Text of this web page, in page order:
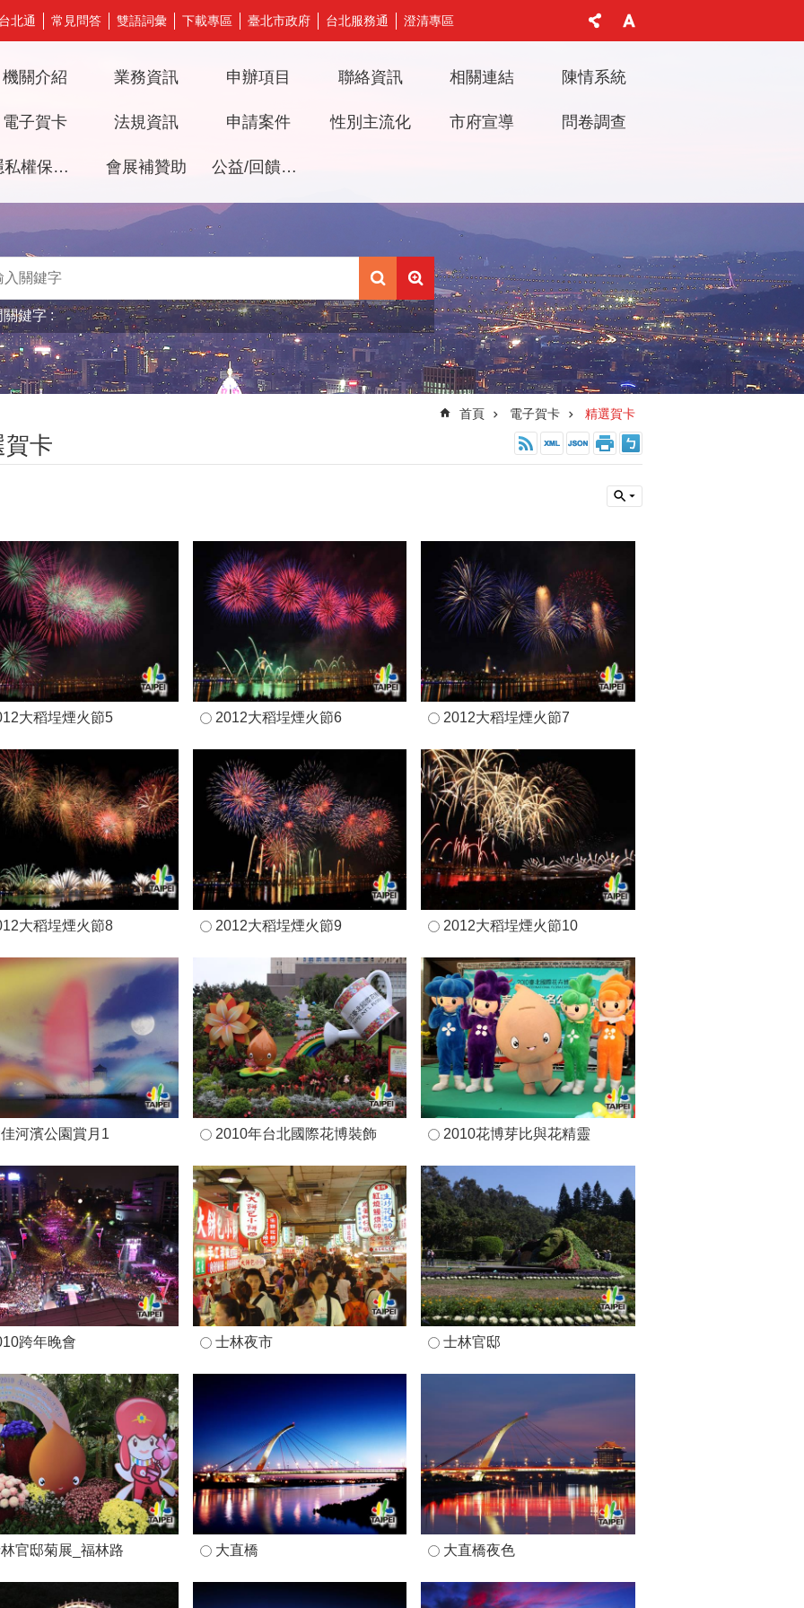
北通 常見問答 雙語詞彙 下載專區 臺北市政府 台北服務通 澄清專區
機關介紹 業務資訊 申辦項目 聯絡資訊 相關連結 陳情系統
電子賀卡 法規資訊 申請案件 性別主流化 市府宣導 問卷調查
隱私權保護及資訊安全政策 會展補贊助 公益/回饋檔期審議專區
關鍵字
首頁 電子賀卡 精選賀卡
賀卡
大稻埕煙火節5 2012大稻埕煙火節6 2012大稻埕煙火節7
大稻埕煙火節8 2012大稻埕煙火節9 2012大稻埕煙火節10
河濱公園賞月1 2010年台北國際花博裝飾 2010花博芽比與花精靈
跨年晚會 士林夜市 士林官邸
官邸菊展_福林路 大直橋 大直橋夜色